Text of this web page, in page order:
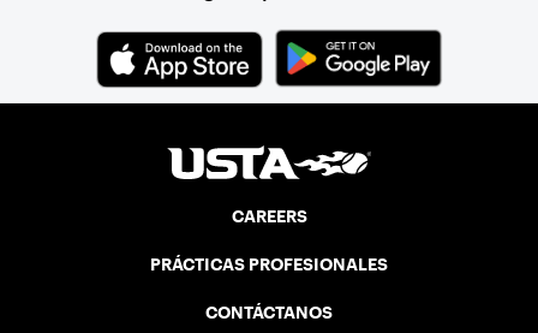
CAREERS
PRÁCTICAS PROFESIONALES
CONTÁCTANOS